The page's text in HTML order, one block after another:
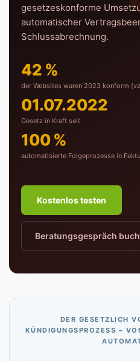
gesetzeskonforme
automatischer
Schlussabrechnung.
42 %
der Websites waren 2023 konform
01.07.2022
Gesetz in Kraft seit
100 %
automatisierte Folgeprozesse in
Kostenlos testen
Beratungsgespräch
DER GESETZLICH
KÜNDIGUNGSPROZESS –